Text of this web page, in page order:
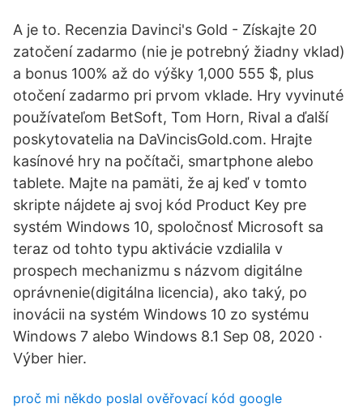
A je to. Recenzia Davinci's Gold - Získajte 20
zatočení zadarmo (nie je potrebný žiadny vklad)
a bonus 100% až do výšky 1,000 555 $, plus
otočení zadarmo pri prvom vklade. Hry vyvinuté
používateľom BetSoft, Tom Horn, Rival a ďalší
poskytovatelia na DaVincisGold.com. Hrajte
kasínové hry na počítači, smartphone alebo
tablete. Majte na pamäti, že aj keď v tomto
skripte nájdete aj svoj kód Product Key pre
systém Windows 10, spoločnosť Microsoft sa
teraz od tohto typu aktivácie vzdialila v
prospech mechanizmu s názvom digitálne
oprávnenie(digitálna licencia), ako taký, po
inovácii na systém Windows 10 zo systému
Windows 7 alebo Windows 8.1 Sep 08, 2020 ·
Výber hier.
proč mi někdo poslal ověřovací kód google